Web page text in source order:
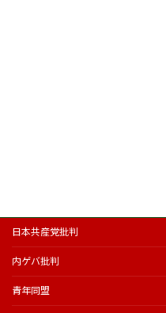
日本共産党批判
内ゲバ批判
青年同盟